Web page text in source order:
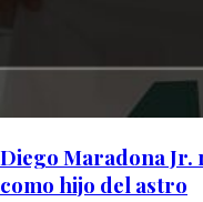
Diego Maradona Jr.
como hijo del astro